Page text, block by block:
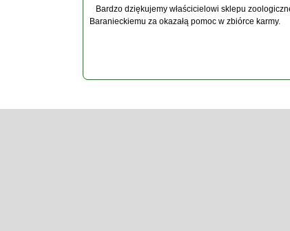
Bardzo dziękujemy właścicielowi sklepu
Baranieckiemu za okazałą pomoc w zbiórce karmy.